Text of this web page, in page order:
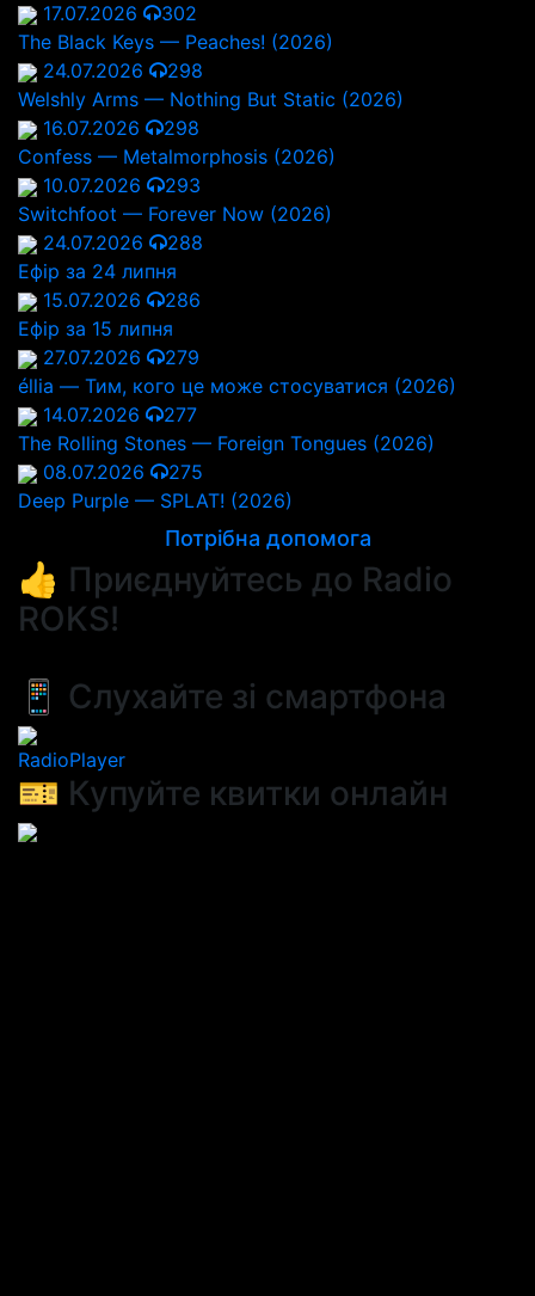
17.07.2026
302
The Black Keys — Peaches! (2026)
24.07.2026
298
Welshly Arms — Nothing But Static (2026)
16.07.2026
298
Confess — Metalmorphosis (2026)
10.07.2026
293
Switchfoot — Forever Now (2026)
24.07.2026
288
Ефір за 24 липня
15.07.2026
286
Ефір за 15 липня
27.07.2026
279
éllia — Тим, кого це може стосуватися (2026)
14.07.2026
277
The Rolling Stones — Foreign Tongues (2026)
08.07.2026
275
Deep Purple — SPLAT! (2026)
Потрібна допомога
👍 Приєднуйтесь до Radio
ROKS!
📱 Слухайте зі смартфона
RadioPlayer
🎫 Купуйте квитки онлайн